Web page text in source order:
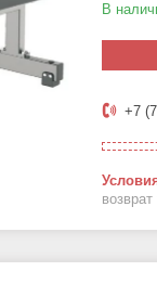
В
+7